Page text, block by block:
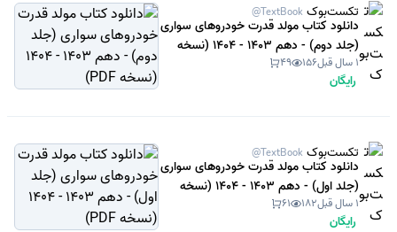
تکست‌بوک @TextBook
دانلود کتاب مولد قدرت خودروهای سواری
(جلد دوم) - دهم 1403 - 1404 (نسخه
PDF)1 سال قبل 156
49
رایگان
تکست‌بوک @TextBook
دانلود کتاب مولد قدرت خودروهای سواری
(جلد اول) - دهم 1403 - 1404 (نسخه
PDF)1 سال قبل 182
61
رایگان